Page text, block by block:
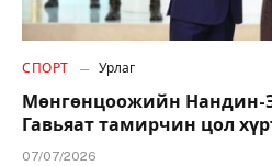
СПОРТ Урлаг
Мөнгөнцоожийн Нандин-
Гавьяат тамирчин цол
07/07/2026